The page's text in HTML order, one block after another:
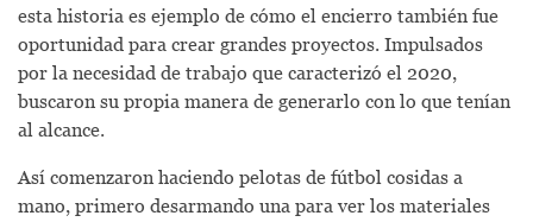
esta historia es ejemplo de cómo el encierro también fue
oportunidad para crear grandes proyectos. Impulsados
por la necesidad de trabajo que caracterizó el 2020,
buscaron su propia manera de generarlo con lo que tenían
al alcance.
Así comenzaron haciendo pelotas de fútbol cosidas a
mano, primero desarmando una para ver los materiales